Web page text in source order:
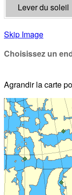
Lever du soleil
Skip Image
Choisissez un
Agrandir la carte